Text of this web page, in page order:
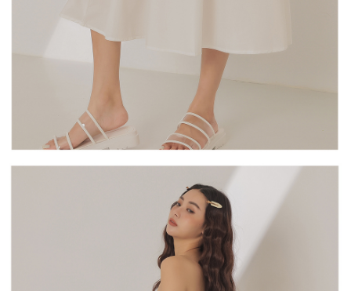
【Nota Penting】
1. Perkhidmatan ini disediakan oleh "Taiwan Mobile Co., Ltd." untuk
membolehkan pengguna membeli produk atau perkhidmatan melalui
perkhidmatan ini semasa transaksi, dan kedai akan menyerahkan hak
tuntutan harga jual/beli ansuran kepada syarikat ini untuk membayar bil
menggunakan bil syarikat ini.
2. Berdasarkan tujuan kontrak persetujuan pembayaran menggunakan
"Pembayaran Ansuran Gogo", kedai akan memberikan maklumat peribadi
anda (termasuk nama, telefon atau alamat) kepada Taiwan Mobile untuk
3. Sila baca syarat perkhidmatan pengguna secara lengkap melalui
pautan berikut: https://oppay.tw/userRule